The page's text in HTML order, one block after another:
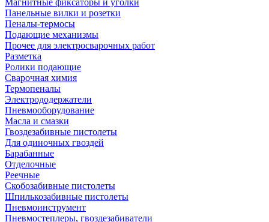
Магнитные фиксаторы и уголки
Панельные вилки и розетки
Пеналы-термосы
Подающие механизмы
Прочее для электросварочных работ
Разметка
Ролики подающие
Сварочная химия
Термопеналы
Электрододержатели
Пневмооборудование
Масла и смазки
Гвоздезабивные пистолеты
Для одиночных гвоздей
Барабанные
Отделочные
Реечные
Скобозабивные пистолеты
Шпилькозабивные пистолеты
Пневмоинструмент
Пневмостеплеры, гвоздезабиватели